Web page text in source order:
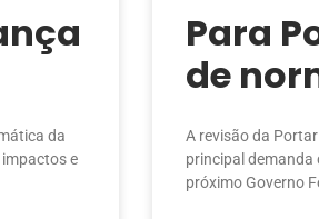
da
e
Para
de
A revisão da
principal demanda
próximo Governo